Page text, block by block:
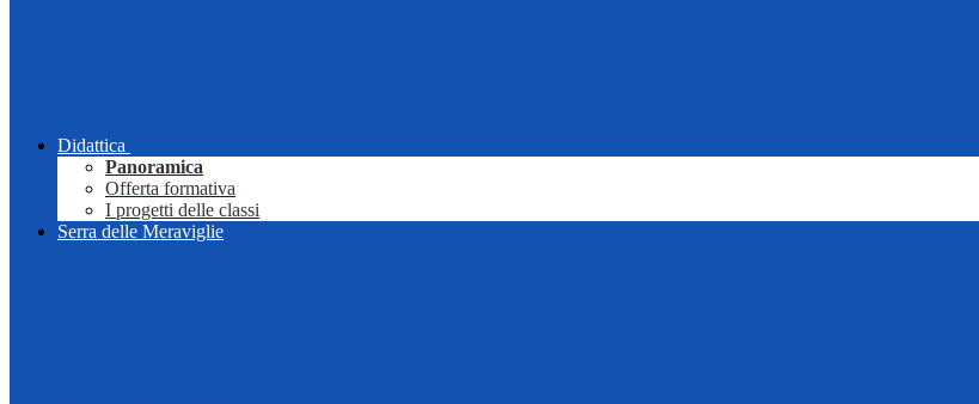
Didattica
Panoramica
Offerta formativa
I progetti delle classi
Serra delle Meraviglie